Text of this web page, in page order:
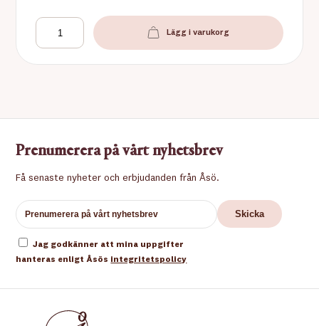
Lägg i varukorg
Prenumerera på vårt nyhetsbrev
Få senaste nyheter och erbjudanden från Åsö.
Jag godkänner att mina uppgifter
hanteras enligt Åsös integritetspolicy